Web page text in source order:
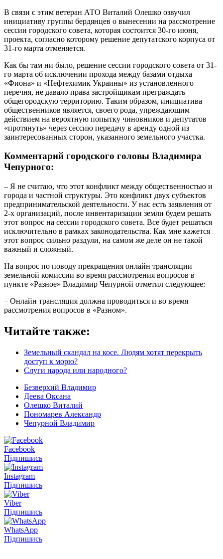
В связи с этим ветеран АТО Виталий Олешко озвучил
инициативу группы бердянцев о вынесении на рассмотрение
сессии городского совета, которая состоится 30-го июня,
проекта, согласно которому решение депутатского корпуса от
31-го марта отменяется.
Как бы там ни было, решение сессии городского совета от 31-
го марта об исключении прохода между базами отдыха
«Фиона» и «Нефтехимик Украины» из установленного
перечня, не давало права застройщикам преграждать
общегородскую территорию. Таким образом, инициатива
общественников является, своего рода, упреждающим
действием на вероятную попытку чиновников и депутатов
«протянуть» через сессию передачу в аренду одной из
заинтересованных сторон, указанного земельного участка.
Комментарий городского головы Владимира
Чепурного:
– Я не считаю, что этот конфликт между общественностью и
города и частной структуры. Это конфликт двух субъектов
предпринимательской деятельности. У нас есть заявления от
2-х организаций, после инвентаризации земли будем решать
этот вопрос на сессии городского совета. Все будет решаться
исключительно в рамках законодательства. Как мне кажется
этот вопрос сильно раздули, на самом же деле он не такой
важный и сложный.
На вопрос по поводу прекращения онлайн трансляции
земельной комиссии во время рассмотрения вопросов в
пункте «Разное» Владимир Чепурной отметил следующее:
– Онлайн трансляция должна проводиться и во время
рассмотрения вопросов в «Разном».
Читайте также:
Земельный скандал на косе. Людям хотят перекрыть
доступ к морю?
Слуги народа или народного?
Безверхий Владимир
Деева Оксана
Олешко Виталий
Пономарев Александр
Чепурной Владимир
Facebook
Підпишись
Instagram
Підпишись
Viber
Підпишись
WhatsApp
Підпишись